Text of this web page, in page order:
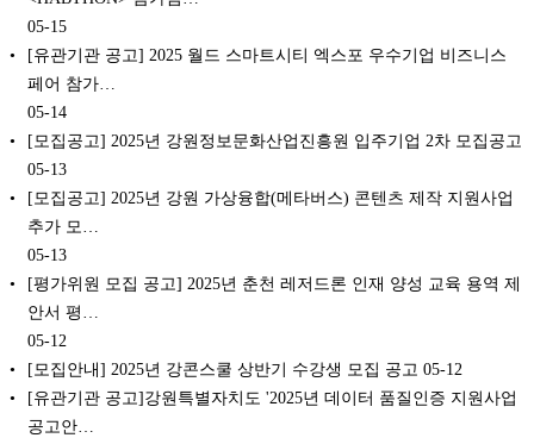
05-15
[유관기관 공고] 2025 월드 스마트시티 엑스포 우수기업 비즈니스
페어 참가…
05-14
[모집공고] 2025년 강원정보문화산업진흥원 입주기업 2차 모집공고
05-13
[모집공고] 2025년 강원 가상융합(메타버스) 콘텐츠 제작 지원사업
추가 모…
05-13
[평가위원 모집 공고] 2025년 춘천 레저드론 인재 양성 교육 용역 제
안서 평…
05-12
[모집안내] 2025년 강콘스쿨 상반기 수강생 모집 공고 05-12
[유관기관 공고]강원특별자치도 '2025년 데이터 품질인증 지원사업
공고안…